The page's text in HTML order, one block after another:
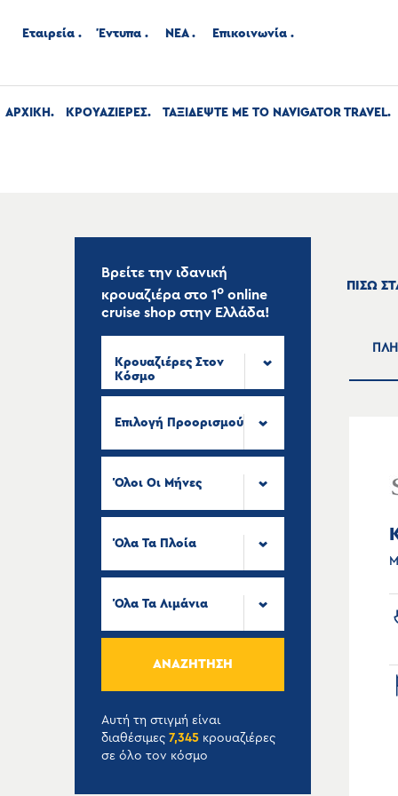
Εταιρεία Έντυπα ΝΕΑ Επικοινωνία
ΑΡΧΙΚΉ ΚΡΟΥΑΖΙΕΡΕΣ ΤΑΞΙΔΕΨΤΕ ΜΕ ΤΟ NAVIGATOR TRAVEL
Βρείτε την ιδανική
κρουαζιέρα στο 1ο online
cruise shop στην Ελλάδα!
Κρουαζιέρες Στον
Κόσμο
Επιλογή Προορισμού
Όλοι Οι Μήνες
Όλα Τα Πλοία
Όλα Τα Λιμάνια
ΑΝΑΖΉΤΗΣΗ
Αυτή τη στιγμή είναι
διαθέσιμες 7,345 κρουαζιέρες
σε όλο τον κόσμο
ΠΙΣΩ